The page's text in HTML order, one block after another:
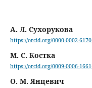
А. Л. Сухорукова
https://orcid.org/0000-0002-
М. С. Костка
https://orcid.org/0009-0006-
О. М. Янцевич